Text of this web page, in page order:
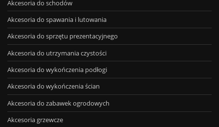
Akcesoria do schodów
Akcesoria do spawania i lutowania
Akcesoria do sprzętu prezentacyjnego
Akcesoria do utrzymania czystości
Akcesoria do wykończenia podłogi
Akcesoria do wykończenia ścian
Akcesoria do zabawek ogrodowych
Akcesoria grzewcze